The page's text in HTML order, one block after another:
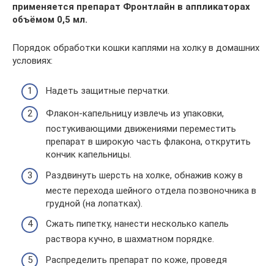
применяется препарат Фронтлайн в аппликаторах
объёмом 0,5 мл.
Порядок обработки кошки каплями на холку в домашних
условиях:
Надеть защитные перчатки.
Флакон-капельницу извлечь из упаковки,
постукивающими движениями переместить
препарат в широкую часть флакона, открутить
кончик капельницы.
Раздвинуть шерсть на холке, обнажив кожу в
месте перехода шейного отдела позвоночника в
грудной (на лопатках).
Сжать пипетку, нанести несколько капель
раствора кучно, в шахматном порядке.
Распределить препарат по коже, проведя